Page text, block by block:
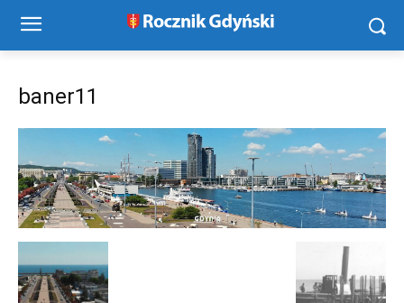
baner11